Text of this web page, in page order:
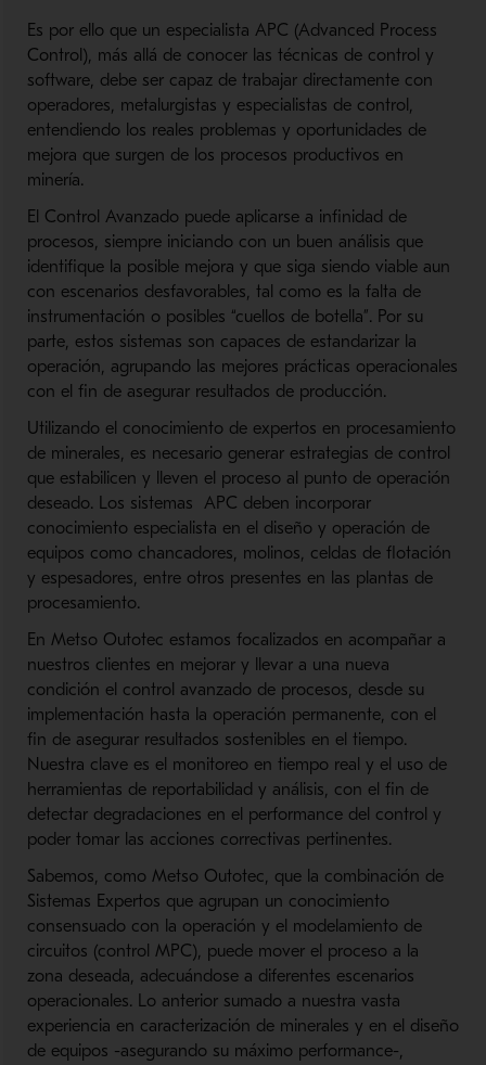
Es por ello que un especialista APC (Advanced Process
Control), más allá de conocer las técnicas de control y
software, debe ser capaz de trabajar directamente con
operadores, metalurgistas y especialistas de control,
entendiendo los reales problemas y oportunidades de
mejora que surgen de los procesos productivos en
minería.
El Control Avanzado puede aplicarse a infinidad de
procesos, siempre iniciando con un buen análisis que
identifique la posible mejora y que siga siendo viable aun
con escenarios desfavorables, tal como es la falta de
instrumentación o posibles “cuellos de botella”. Por su
parte, estos sistemas son capaces de estandarizar la
operación, agrupando las mejores prácticas operacionales
con el fin de asegurar resultados de producción.
Utilizando el conocimiento de expertos en procesamiento
de minerales, es necesario generar estrategias de control
que estabilicen y lleven el proceso al punto de operación
deseado. Los sistemas APC deben incorporar
conocimiento especialista en el diseño y operación de
equipos como chancadores, molinos, celdas de flotación
y espesadores, entre otros presentes en las plantas de
procesamiento.
En Metso Outotec estamos focalizados en acompañar a
nuestros clientes en mejorar y llevar a una nueva
condición el control avanzado de procesos, desde su
implementación hasta la operación permanente, con el
fin de asegurar resultados sostenibles en el tiempo.
Nuestra clave es el monitoreo en tiempo real y el uso de
herramientas de reportabilidad y análisis, con el fin de
detectar degradaciones en el performance del control y
poder tomar las acciones correctivas pertinentes.
Sabemos, como Metso Outotec, que la combinación de
Sistemas Expertos que agrupan un conocimiento
consensuado con la operación y el modelamiento de
circuitos (control MPC), puede mover el proceso a la
zona deseada, adecuándose a diferentes escenarios
operacionales. Lo anterior sumado a nuestra vasta
experiencia en caracterización de minerales y en el diseño
de equipos -asegurando su máximo performance-,